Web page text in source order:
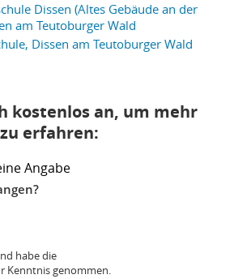
Dissen (Altes Gebäude an der
am Teutoburger Wald
Dissen am Teutoburger Wald
kostenlos an, um mehr
erfahren:
Angabe
habe die
Kenntnis genommen.